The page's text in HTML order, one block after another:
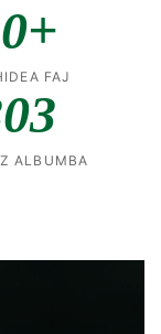
FAJ
ALBUMBA